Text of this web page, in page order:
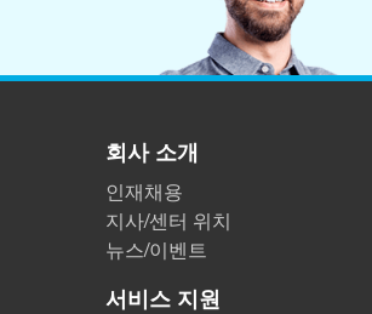
플라스틱
회사 소개
인재채용
지사/센터 위치
뉴스/이벤트
서비스 지원